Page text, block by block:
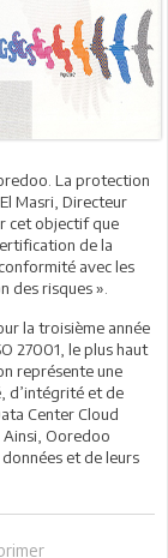
La protection
Masri, Directeur
cet objectif que
de la
avec les
des risques ».
la troisième année
27001, le plus haut
représente une
d’intégrité et de
Center Cloud
Ainsi, Ooredoo
et de leurs